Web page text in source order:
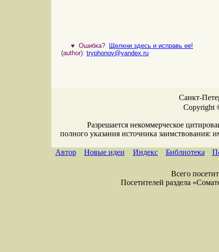
♥ Ошибка?
Щелкни здесь и исправь ее!
(author): tryphonov@yandex.ru
Санкт-
Copyright
Разрешается некоммерческое
полного указания источника заимствования:
Автор Новые идеи Индекс Библиотека
Всего
Посетителей раздела